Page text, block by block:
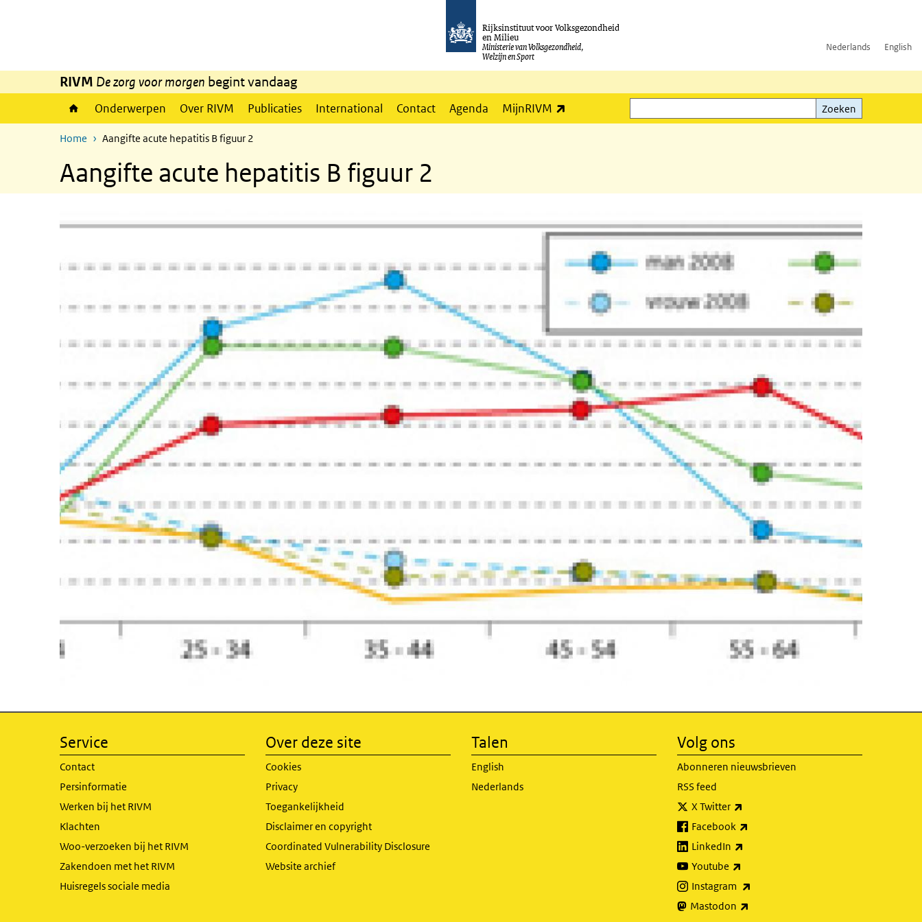
Rijksinstituut voor Volksgezondheid
en Milieu
Ministerie van Volksgezondheid,
Welzijn en Sport
Nederlands English
RIVM De zorg voor morgen begint vandaag
Onderwerpen Over RIVM Publicaties International Contact Agenda MijnRIVM
Zoeken
Zoeken
Home Aangifte acute hepatitis B figuur 2
Aangifte acute hepatitis B figuur 2
Service
Contact
Persinformatie
Werken bij het RIVM
Klachten
Woo-verzoeken bij het RIVM
Zakendoen met het RIVM
Huisregels sociale media
Over deze site
Cookies
Privacy
Toegankelijkheid
Disclaimer en copyright
Coordinated Vulnerability Disclosure
Website archief
Talen
English
Nederlands
Volg ons
Abonneren nieuwsbrieven
RSS feed
X Twitter
Facebook
LinkedIn
Youtube
Instagram
Mastodon